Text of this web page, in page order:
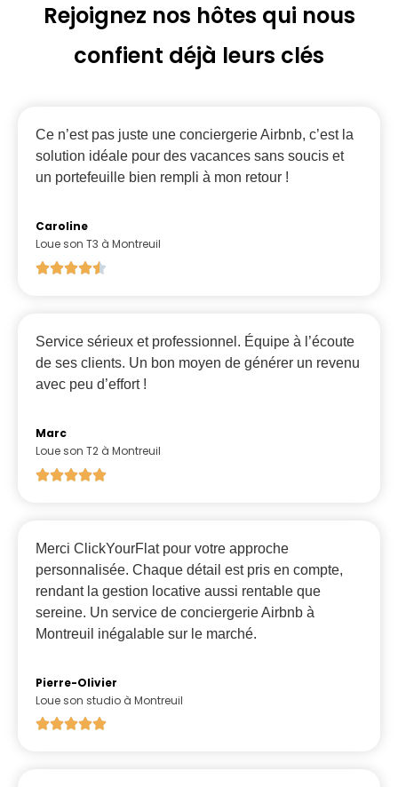
Rejoignez nos hôtes qui nous
confient déjà leurs clés
Ce n’est pas juste une conciergerie Airbnb, c’est la
solution idéale pour des vacances sans soucis et
un portefeuille bien rempli à mon retour !
Caroline
Loue son T3 à Montreuil
Service sérieux et professionnel. Équipe à l’écoute
de ses clients. Un bon moyen de générer un revenu
avec peu d’effort !
Marc
Loue son T2 à Montreuil
Merci ClickYourFlat pour votre approche
personnalisée. Chaque détail est pris en compte,
rendant la gestion locative aussi rentable que
sereine. Un service de conciergerie Airbnb à
Montreuil inégalable sur le marché.
Pierre-Olivier
Loue son studio à Montreuil